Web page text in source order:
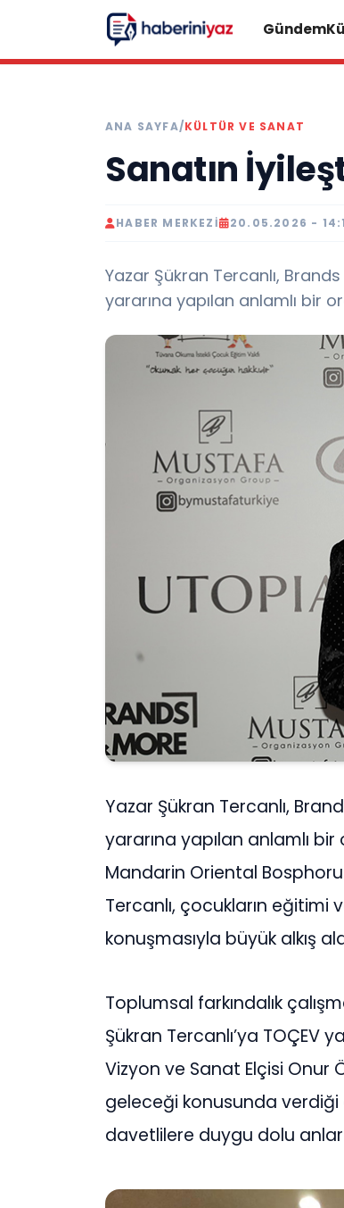
Gündem
ANA SAYFA/KÜLTÜR VE SANAT
Sanatın
HABER MERKEZI 20.05.2026 -
Yazar Şükran Tercanlı,
yararına yapılan anlamlı bir
Yazar Şükran Tercanlı,
yararına yapılan anlamlı
Mandarin Oriental
Tercanlı, çocukların eğitimi
konuşmasıyla büyük alkış
Toplumsal farkındalık
Şükran Tercanlı’ya TOÇEV
Vizyon ve Sanat Elçisi Onur
geleceği konusunda verdiği
davetlilere duygu dolu anlar